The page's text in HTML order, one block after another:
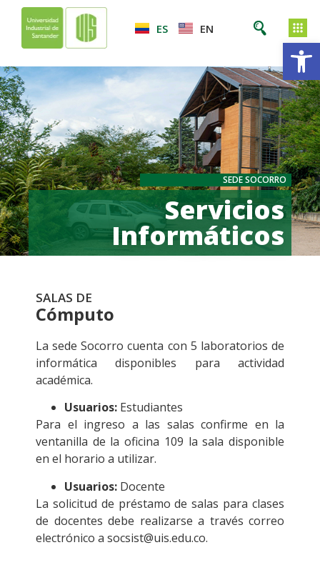
ES EN
SEDE SOCORRO
Servicios
Informáticos
SALAS DE
Cómputo
La sede Socorro cuenta con 5 laboratorios de
informática disponibles para actividad
académica.
Usuarios: Estudiantes
Para el ingreso a las salas confirme en la
ventanilla de la oficina 109 la sala disponible
en el horario a utilizar.
Usuarios: Docente
La solicitud de préstamo de salas para clases
de docentes debe realizarse a través correo
electrónico a socsist@uis.edu.co.